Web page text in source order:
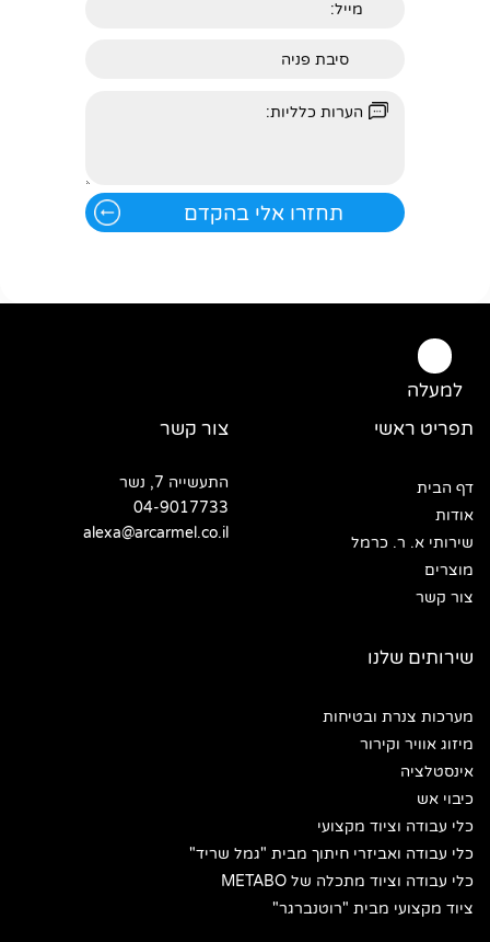
למעלה
תפריט ראשי
דף הבית
אודות
שירותי א. ר. כרמל
מוצרים
צור קשר
שירותים שלנו
מערכות צנרת ובטיחות
מיזוג אוויר וקירור
אינסטלציה
כיבוי אש
כלי עבודה וציוד מקצועי
כלי עבודה ואביזרי חיתוך מבית "גמל שריד"
כלי עבודה וציוד מתכלה של METABO
ציוד מקצועי מבית "רוטנברגר"
צור קשר
התעשייה 7, נשר
04-9017733
alexa@arcarmel.co.il